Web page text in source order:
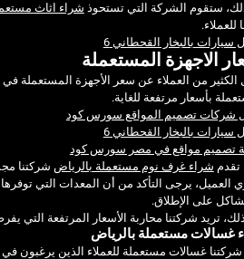
Ultrasonic Thickness Gauge
ستقوم الشركة التي تستحوذ شراء اثاث
للعملاء.
سيارات بالبخار القحطاني 6
الاجهزة المستعملة
الكثير من العملاء عن سعر الأجهزة المستعملة
بأسعار مرتفعة للغاية.
شركات تصميم المواقع سورس كود
سيارات بالبخار القحطاني 6
تصميم مواقع في مصر سورس كود
تقدم شراء غرف نوم مستعملة بالرياض شركتنا
العميل، يرجى التأكد من أن المعدات التي
على الإطلاق.
تريد شركتنا محاربة الأسعار المرتفعة التي
غسالات مستعملة بالرياض
شركتنا غسالات مستعملة للعملاء الذين يرغبون